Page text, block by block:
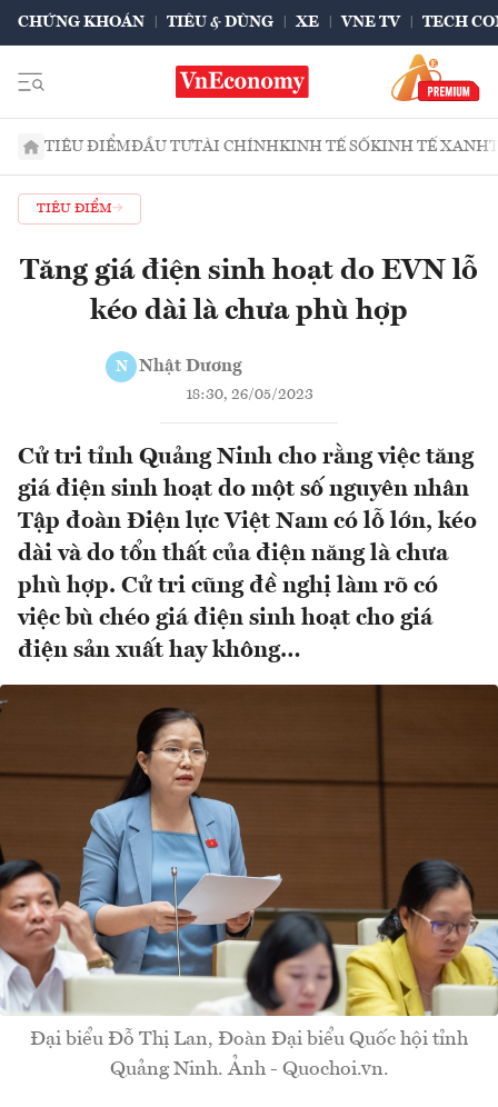
CHỨNG KHOÁN TIÊU & DÙNG XE VNE TV TECH
TIÊU ĐIỂMĐẦU TƯTÀI CHÍNHKINH TẾ SỐKINH TẾ XANH
TIÊU ĐIỂM
Tăng giá điện sinh hoạt do EVN lỗ
kéo dài là chưa phù hợp
N Nhật Dương
18:30, 26/05/2023
Cử tri tỉnh Quảng Ninh cho rằng việc tăng
giá điện sinh hoạt do một số nguyên nhân
Tập đoàn Điện lực Việt Nam có lỗ lớn, kéo
dài và do tổn thất của điện năng là chưa
phù hợp. Cử tri cũng đề nghị làm rõ có
việc bù chéo giá điện sinh hoạt cho giá
điện sản xuất hay không…
Đại biểu Đỗ Thị Lan, Đoàn Đại biểu Quốc hội tỉnh
Quảng Ninh. Ảnh - Quochoi.vn.